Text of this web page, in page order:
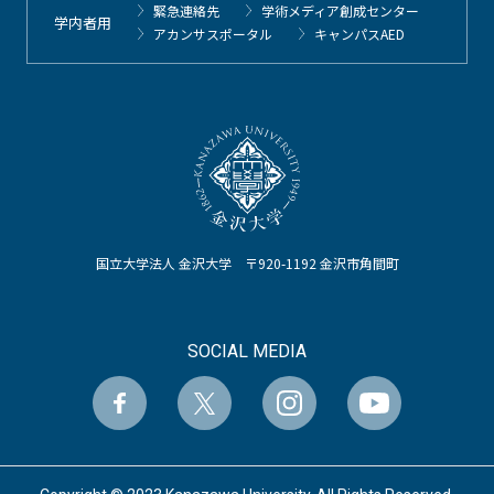
国立大学法人 金沢大学 〒920-1192 金沢市角間町
SOCIAL MEDIA
学内者用
緊急連絡先
学術メディア創成センター
アカンサスポータル
キャンパスAED